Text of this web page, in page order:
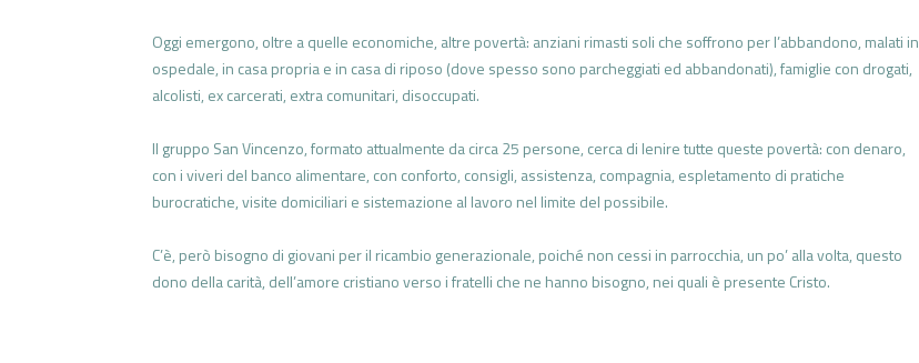
Oggi emergono, oltre a quelle economiche, altre povertà: anziani rimasti soli che soffrono per l’abbandono, malati in
ospedale, in casa propria e in casa di riposo (dove spesso sono parcheggiati ed abbandonati), famiglie con drogati,
alcolisti, ex carcerati, extra comunitari, disoccupati.
Il gruppo San Vincenzo, formato attualmente da circa 25 persone, cerca di lenire tutte queste povertà: con denaro,
con i viveri del banco alimentare, con conforto, consigli, assistenza, compagnia, espletamento di pratiche
burocratiche, visite domiciliari e sistemazione al lavoro nel limite del possibile.
C’è, però bisogno di giovani per il ricambio generazionale, poiché non cessi in parrocchia, un po’ alla volta, questo
dono della carità, dell’amore cristiano verso i fratelli che ne hanno bisogno, nei quali è presente Cristo.